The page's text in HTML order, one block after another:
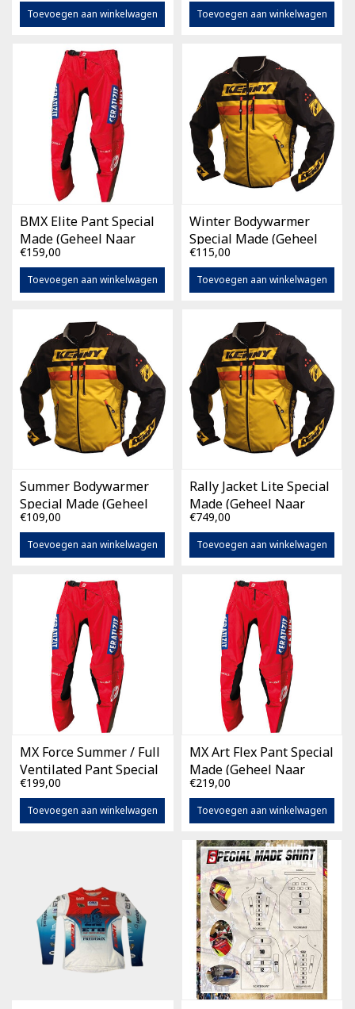
Toevoegen aan winkelwagen Toevoegen aan winkelwagen
BMX Elite Pant Special
Made (Geheel Naar
Eigen Wens)
€159,00
Toevoegen aan winkelwagen
Winter Bodywarmer
Special Made (Geheel
Naar Eigen Wens)
€115,00
Toevoegen aan winkelwagen
Summer Bodywarmer
Special Made (Geheel
Naar Eigen Wens)
€109,00
Toevoegen aan winkelwagen
Rally Jacket Lite Special
Made (Geheel Naar
Eigen Wens)
€749,00
Toevoegen aan winkelwagen
MX Force Summer / Full
Ventilated Pant Special
Made (Geheel Naar
Eigen Wens)
€199,00
Toevoegen aan winkelwagen
MX Art Flex Pant Special
Made (Geheel Naar
Eigen Wens)
€219,00
Toevoegen aan winkelwagen